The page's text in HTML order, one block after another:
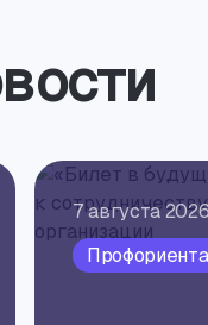
7 августа 2026